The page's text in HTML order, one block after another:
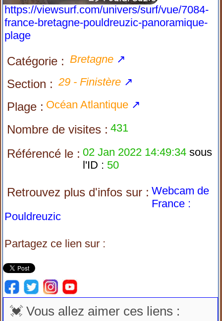
https://viewsurf.com/univers/surf/vue/7084-
france-bretagne-pouldreuzic-panoramique-
plage
Catégorie : Bretagne ↗
Section : 29 - Finistère ↗
Plage : Océan Atlantique ↗
Nombre de visites : 431
Référencé le : 02 Jan 2022 14:49:34 sous
l'ID : 50
Retrouvez plus d'infos sur : Webcam de
France :
Pouldreuzic
Partagez ce lien sur :
💓 Vous allez aimer ces liens :